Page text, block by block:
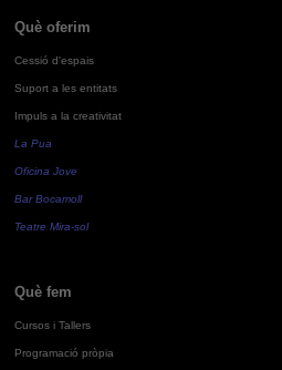
Què oferim
Cessió d'espais
Suport a les entitats
Impuls a la creativitat
La Pua
Oficina Jove
Bar Bocamoll
Teatre Mira-sol
Què fem
Cursos i Tallers
Programació pròpia